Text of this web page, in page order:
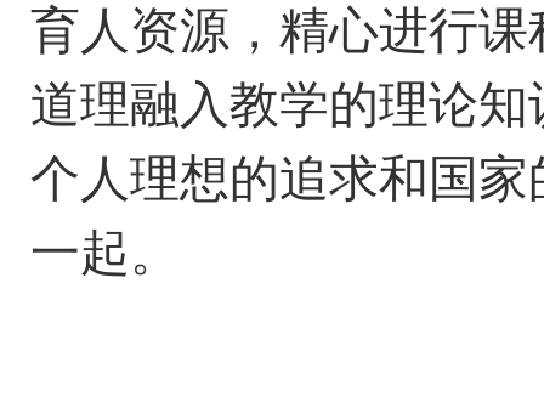
育人 资源， 精心进行课
道理融入教学的理论
个人理想的追求和国
一起。